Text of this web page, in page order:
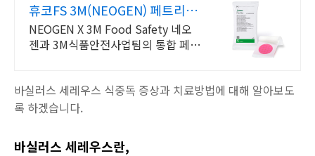
휴코FS 3M(NEOGEN) 페트리필
름(건조필름배지)
NEOGEN X 3M Food Safety 네오
젠과 3M식품안전사업팀의 통합 페트
바실러스 세레우스 식중독 증상과 치료방법에 대해 알아보도
록 하겠습니다.
바실러스 세레우스란,